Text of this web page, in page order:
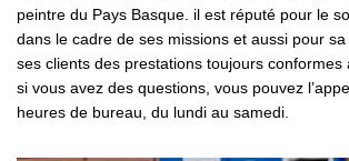
peintre du Pays Basque. il est réputé pour le
dans le cadre de ses missions et aussi pour
ses clients des prestations toujours conformes
si vous avez des questions, vous pouvez
heures de bureau, du lundi au samedi.